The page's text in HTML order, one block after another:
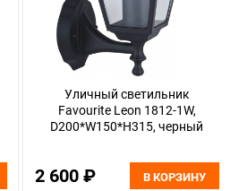
Цвет, отделка: металл, цвет
Материал и цвет плафона:
Уличный светильник
Favourite Leon 1812-1W,
D200*W150*H315, черный
2 600 ₽ В КОРЗИНУ